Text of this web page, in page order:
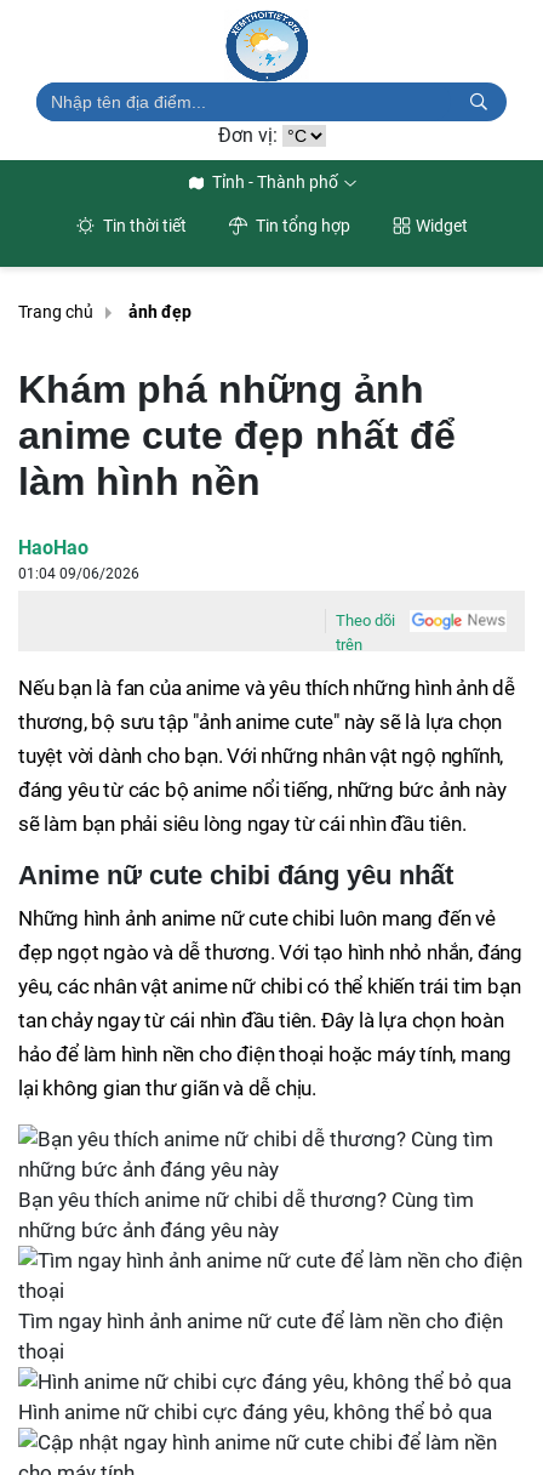
Đơn vị:
Tỉnh - Thành phố
Tin thời tiết Tin tổng hợp Widget
Trang chủ ảnh đẹp
Khám phá những ảnh
anime cute đẹp nhất để
làm hình nền
HaoHao
01:04 09/06/2026
Theo dõi
trên
Nếu bạn là fan của anime và yêu thích những hình ảnh dễ
thương, bộ sưu tập "ảnh anime cute" này sẽ là lựa chọn
tuyệt vời dành cho bạn. Với những nhân vật ngộ nghĩnh,
đáng yêu từ các bộ anime nổi tiếng, những bức ảnh này
sẽ làm bạn phải siêu lòng ngay từ cái nhìn đầu tiên.
Anime nữ cute chibi đáng yêu nhất
Những hình ảnh anime nữ cute chibi luôn mang đến vẻ
đẹp ngọt ngào và dễ thương. Với tạo hình nhỏ nhắn, đáng
yêu, các nhân vật anime nữ chibi có thể khiến trái tim bạn
tan chảy ngay từ cái nhìn đầu tiên. Đây là lựa chọn hoàn
hảo để làm hình nền cho điện thoại hoặc máy tính, mang
lại không gian thư giãn và dễ chịu.
Bạn yêu thích anime nữ chibi dễ thương? Cùng tìm
những bức ảnh đáng yêu này
Tìm ngay hình ảnh anime nữ cute để làm nền cho điện
thoại
Hình anime nữ chibi cực đáng yêu, không thể bỏ qua